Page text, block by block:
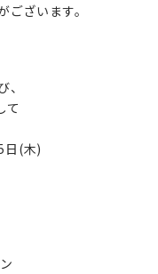
ざいます。
て
⽇(⽊)